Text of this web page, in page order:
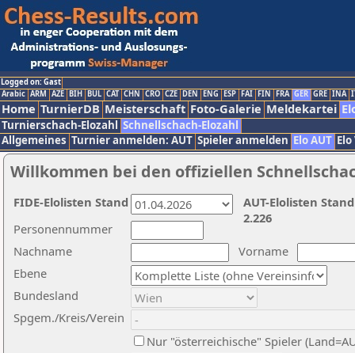
Logged on: Gast
Arabic ARM AZE BIH BUL CAT CHN CRO CZE DEN ENG ESP FAI FIN FRA GER GRE INA
Home TurnierDB Meisterschaft Foto-Galerie Meldekartei
Turnierschach-Elozahl Schnellschach-Elozahl
Allgemeines Turnier anmelden: AUT Spieler anmelden Elo AUT
Willkommen bei den offiziellen
Nachname
Vorname
Ebene
Personennummer
Bundesland
Spgem./Kreis/Verein
Nur "österreichische" Spieler
AUT-Elolisten
2.226
FIDE-Elolisten Stand